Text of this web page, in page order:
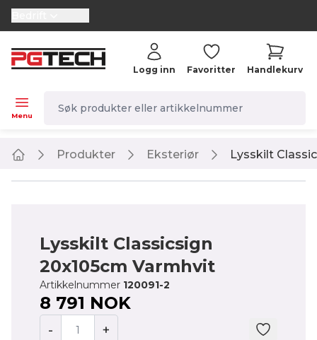
selector.vat
Menu
Logg inn Favoritter Handlekurv
Produkter Eksteriør Lysskilt
Lysskilt Classicsign
20x105cm Varmhvit
Artikkelnummer 120091-2
8 791 NOK
- +